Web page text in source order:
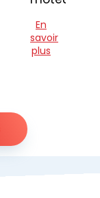
En
savoir
plus